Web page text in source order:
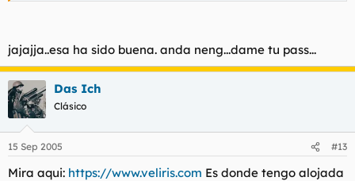
jajajja..esa ha sido buena. anda neng...dame tu pass...
Das Ich
Clásico
15 Sep 2005 #13
Mira aqui: https://www.veliris.com Es donde tengo alojada